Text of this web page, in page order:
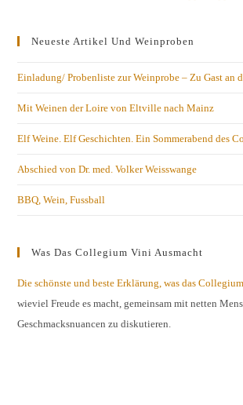
Neueste Artikel Und Weinproben
Einladung/ Probenliste zur Weinprobe – Zu Gast an
Mit Weinen der Loire von Eltville nach Mainz
Elf Weine. Elf Geschichten. Ein Sommerabend des
Abschied von Dr. med. Volker Weisswange
BBQ, Wein, Fussball
Was Das Collegium Vini Ausmacht
Die schönste und beste Erklärung, was das
wieviel Freude es macht, gemeinsam mit netten
Geschmacksnuancen zu diskutieren.